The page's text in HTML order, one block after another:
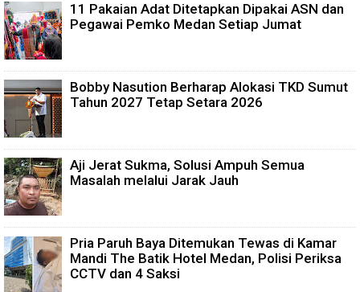
11 Pakaian Adat Ditetapkan Dipakai ASN dan
Pegawai Pemko Medan Setiap Jumat
Bobby Nasution Berharap Alokasi TKD Sumut
Tahun 2027 Tetap Setara 2026
Aji Jerat Sukma, Solusi Ampuh Semua
Masalah melalui Jarak Jauh
Pria Paruh Baya Ditemukan Tewas di Kamar
Mandi The Batik Hotel Medan, Polisi Periksa
CCTV dan 4 Saksi